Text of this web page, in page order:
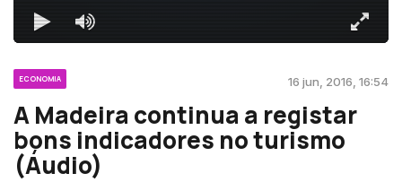
ECONOMIA 16 jun, 2016, 16:54
A Madeira continua a registar
bons indicadores no turismo
(Áudio)